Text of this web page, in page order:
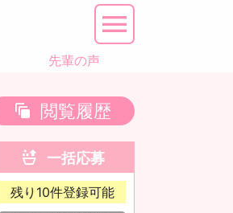
先輩の声
閲覧履歴
一括応募
残り 10件登録可能